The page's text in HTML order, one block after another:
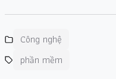
Công nghệ
phần mềm